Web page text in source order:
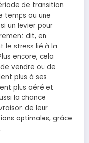
de transition
temps ou une
un levier pour
dit, en
le stress lié à la
encore, cela
vendre ou de
plus à ses
plus aéré et
la chance
de leur
optimales, grâce